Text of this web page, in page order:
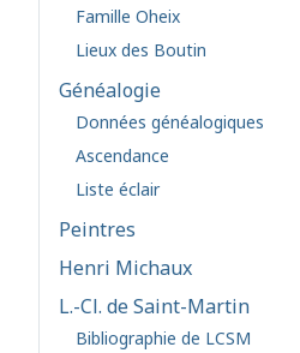
Famille Oheix
Lieux des Boutin
Généalogie
Données généalogiques
Ascendance
Liste éclair
Peintres
Henri Michaux
L.-Cl. de Saint-Martin
Bibliographie de LCSM